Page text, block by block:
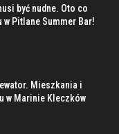
być nudne. Oto co
Pitlane Summer Bar!
Mieszkania i
w Marinie Kleczków